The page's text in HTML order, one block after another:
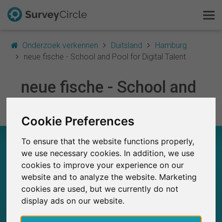
Cookie Preferences
To ensure that the website functions properly,
we use necessary cookies. In addition, we use
cookies to improve your experience on our
website and to analyze the website. Marketing
cookies are used, but we currently do not
display ads on our website.
Onderzoek verkennen Duitsland
Hamburg
neue fische - School and Pool for Digital Talent
neue fische - School and
NEUE FISCHE - SCHOOL AND POOL FOR
DIGITAL TALENT – IN EEN OOGOPSLAG
0
Eerder gepubliceerde onderzoeken op
SurveyCircle
0
Studies die momenteel gepubliceerd zijn op
SurveyCircle
Onderzoek verkennen
FAQ
Gratis registreren
Inloggen